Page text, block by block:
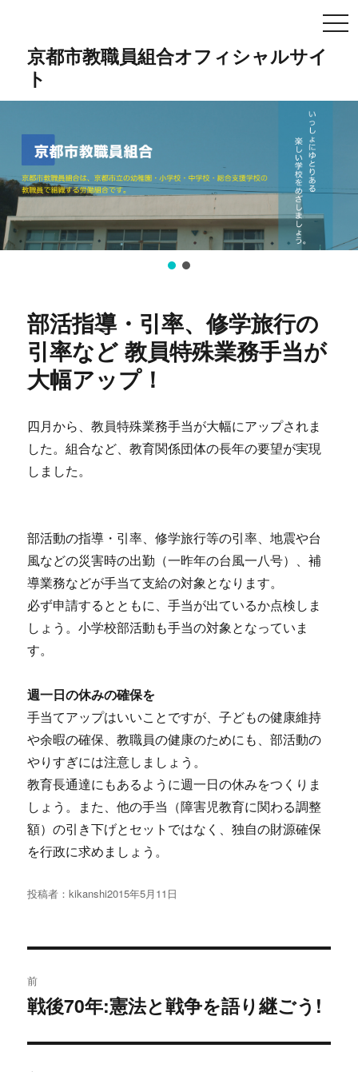
京都市教職員組合オフィシャルサイ
ト
部活指導・引率、修学旅行の
引率など 教員特殊業務手当が
大幅アップ！
四月から、教員特殊業務手当が大幅にアップされま
した。組合など、教育関係団体の長年の要望が実現
しました。
部活動の指導・引率、修学旅行等の引率、地震や台
風などの災害時の出勤（一昨年の台風一八号）、補
導業務などが手当て支給の対象となります。
必ず申請するとともに、手当が出ているか点検しま
しょう。小学校部活動も手当の対象となっていま
す。
週一日の休みの確保を
手当てアップはいいことですが、子どもの健康維持
や余暇の確保、教職員の健康のためにも、部活動の
やりすぎには注意しましょう。
教育長通達にもあるように週一日の休みをつくりま
しょう。また、他の手当（障害児教育に関わる調整
額）の引き下げとセットではなく、独自の財源確保
を行政に求めましょう。
投稿者：kikanshi投
2015年5月11日
稿
前
過
の
戦後70年:憲法と戦争を語り継ごう!